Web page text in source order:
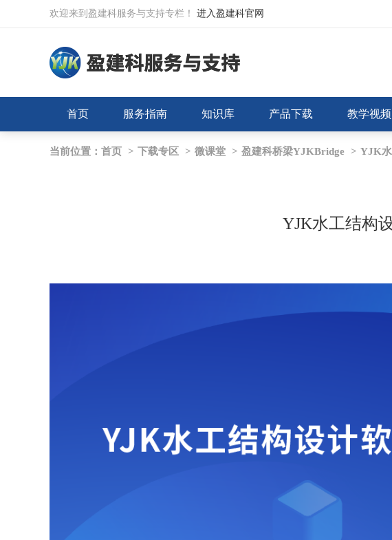
欢迎来到盈建科服务与支持专栏！ 进入盈建科官网
首页 服务指南 知识库 产品下载 教学视频
当前位置： 首页 > 下载专区 > 微课堂 > 盈建科桥梁YJKBridge > YJK
YJK水工结构